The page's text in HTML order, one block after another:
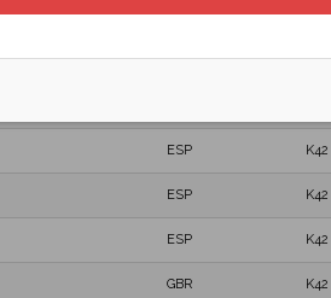
GER K42
ESP K42
ESP K42
ESP K42
ESP K42
GBR K42